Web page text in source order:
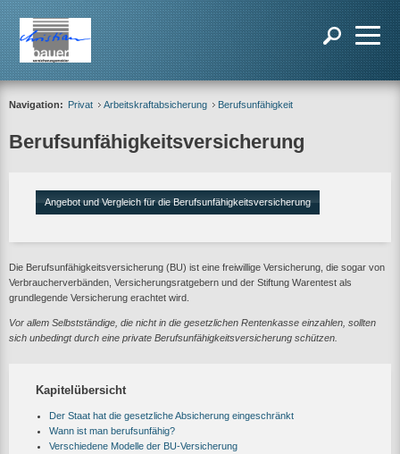
Navigation: Privat Arbeitskraftabsicherung Berufsunfähigkeit
Berufsunfähigkeitsversicherung
Angebot und Vergleich für die Berufsunfähigkeitsversicherung
Die Berufsunfähigkeitsversicherung (BU) ist eine freiwillige Versicherung, die sogar von
Verbraucherverbänden, Versicherungsratgebern und der Stiftung Warentest als
grundlegende Versicherung erachtet wird.
Vor allem Selbstständige, die nicht in die gesetzlichen Rentenkasse einzahlen, sollten
sich unbedingt durch eine private Berufsunfähigkeitsversicherung schützen.
Kapitelübersicht
Der Staat hat die gesetzliche Absicherung eingeschränkt
Wann ist man berufsunfähig?
Verschiedene Modelle der BU-Versicherung